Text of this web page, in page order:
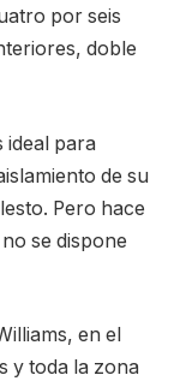
por seis
doble
ideal para
de su
Pero hace
se dispone
en el
y toda la zona